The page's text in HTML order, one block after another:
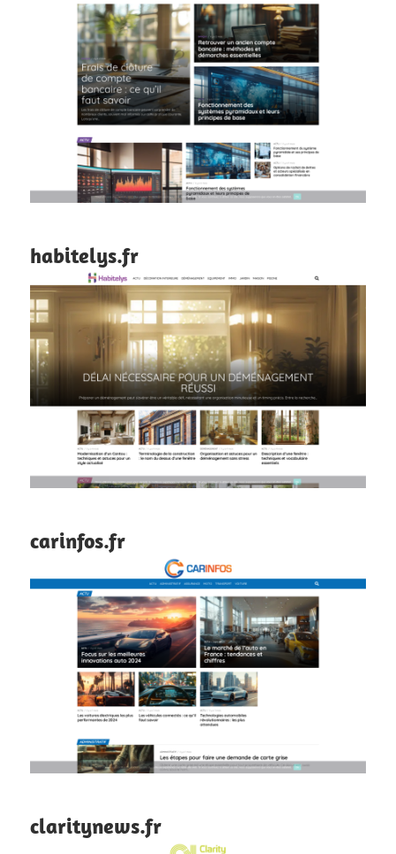
habitelys.fr
carinfos.fr
claritynews.fr